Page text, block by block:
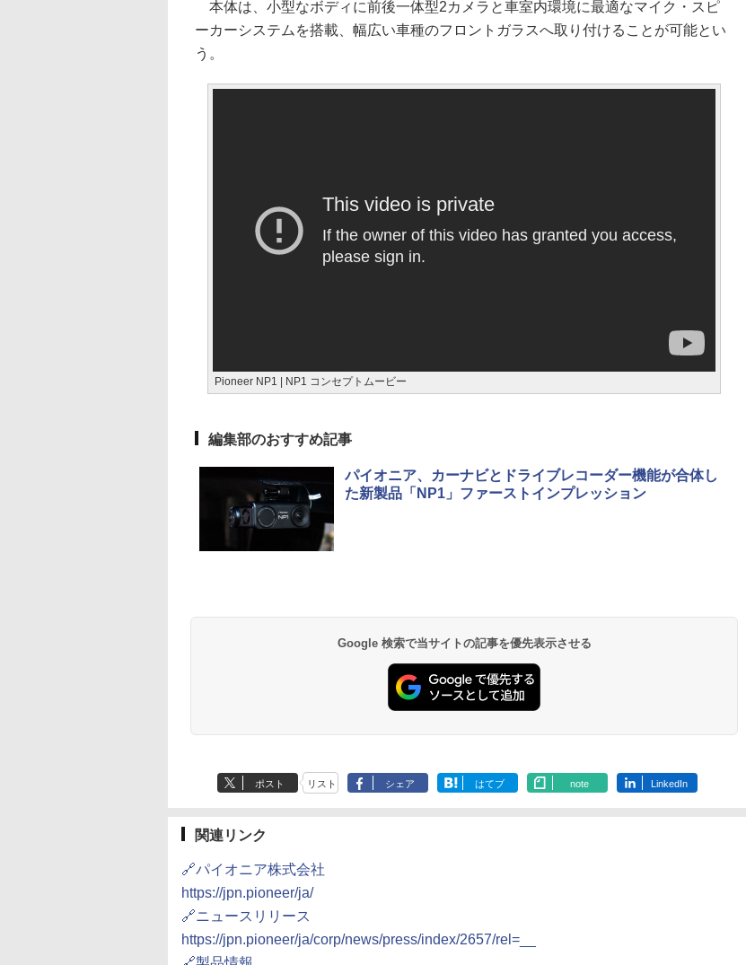
本体は、小型なボディに前後一体型2カメラと車室内環境に最適なマイク・スピ
ーカーシステムを搭載、幅広い車種のフロントガラスへ取り付けることが可能とい
う。
Pioneer NP1 | NP1 コンセプトムービー
編集部のおすすめ記事
パイオニア、カーナビとドライブレコーダー機能が合体し
た新製品「NP1」ファーストインプレッション
Google 検索で当サイトの記事を優先表示させる
ポスト リスト シェア はてブ note LinkedIn
関連リンク
🔗パイオニア株式会社
https://jpn.pioneer/ja/
🔗ニュースリリース
https://jpn.pioneer/ja/corp/news/press/index/2657/rel=__